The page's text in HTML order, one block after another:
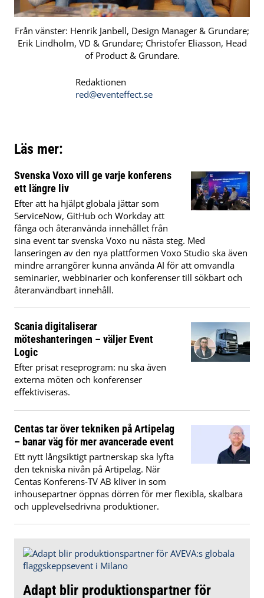
Från vänster: Henrik Janbell, Design Manager & Grundare;
Erik Lindholm, VD & Grundare; Christofer Eliasson, Head
of Product & Grundare.
Redaktionen
red@eventeffect.se
Läs mer:
Svenska Voxo vill ge varje konferens
ett längre liv
Efter att ha hjälpt globala jättar som
ServiceNow, GitHub och Workday att
fånga och återanvända innehållet från
sina event tar svenska Voxo nu nästa steg. Med
lanseringen av den nya plattformen Voxo Studio ska även
mindre arrangörer kunna använda AI för att omvandla
seminarier, webbinarier och konferenser till sökbart och
återanvändbart innehåll.
Scania digitaliserar
möteshanteringen – väljer Event
Logic
Efter prisat reseprogram: nu ska även
externa möten och konferenser
effektiviseras.
Centas tar över tekniken på Artipelag
– banar väg för mer avancerade event
Ett nytt långsiktigt partnerskap ska lyfta
den tekniska nivån på Artipelag. När
Centas Konferens-TV AB kliver in som
inhousepartner öppnas dörren för mer flexibla, skalbara
och upplevelsedrivna produktioner.
Adapt blir produktionspartner för